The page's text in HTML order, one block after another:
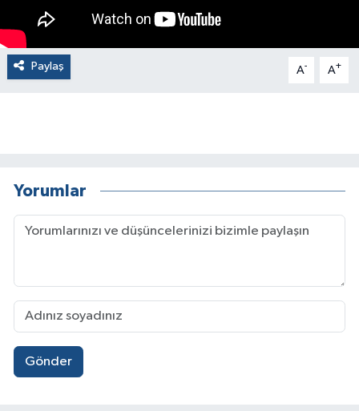
Paylaş A- A+
Yorumlar
Gönder